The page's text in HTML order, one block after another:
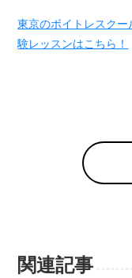
東京のボイトレスクー
験レッスンはこちら！
関連記事